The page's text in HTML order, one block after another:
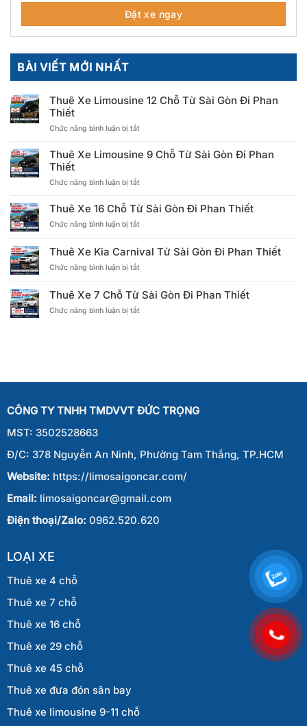
BÀI VIẾT MỚI NHẤT
Thuê Xe Limousine 12 Chỗ Từ Sài Gòn Đi Phan
Thiết
Chức năng bình luận bị tắt
Limousine
Sài
Gòn
Đi
Thiết
Thuê Xe Limousine 9 Chỗ Từ Sài Gòn Đi Phan
Thiết
Chức năng bình luận bị tắt
Xe
Limousine
9
Sài
Gòn
Phan
Thiết
Thuê Xe 16 Chỗ Từ Sài Gòn Đi Phan Thiết
Chức năng bình luận bị tắt
16
Gòn
Đi
Thuê Xe Kia Carnival Từ Sài Gòn Đi Phan Thiết
Chức năng bình luận bị tắt
Kia
Thuê Xe 7 Chỗ Từ Sài Gòn Đi Phan Thiết
Chức năng bình luận bị tắt
Phan
CÔNG TY TNHH TMDVVT ĐỨC TRỌNG
MST: 3502528663
Đ/C: 378 Nguyễn An Ninh, Phường Tam Thắng, TP.HCM
Website: https://limosaigoncar.com/
Email: limosaigoncar@gmail.com
Điện thoại/Zalo: 0962.520.620
LOẠI XE
Thuê xe 4 chỗ
Thuê xe 7 chỗ
Thuê xe 16 chỗ
Thuê xe 29 chỗ
Thuê xe 45 chỗ
Thuê xe đưa đón sân bay
Thuê xe limousine 9-11 chỗ